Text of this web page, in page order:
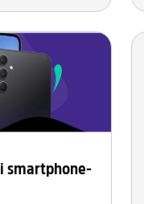
smartphone-